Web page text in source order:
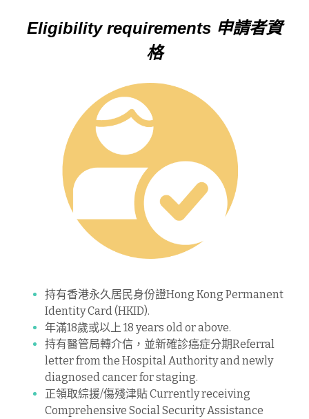
Eligibility requirements 申請者資
格
持有香港永久居民身份證Hong Kong Permanent
Identity Card (HKID).
年滿18歲或以上 18 years old or above.
持有醫管局轉介信，並新確診癌症分期Referral
letter from the Hospital Authority and newly
diagnosed cancer for staging.
正領取綜援/傷殘津貼 Currently receiving
Comprehensive Social Security Assistance